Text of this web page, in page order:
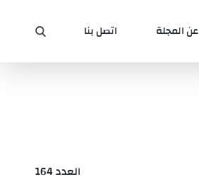
عن المجلة اتصل بنا
العدد 164